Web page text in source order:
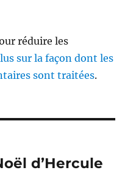
réduire les
sur la façon dont les
sont traitées.
d’Hercule